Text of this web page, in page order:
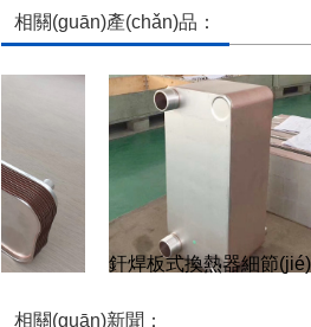
相關(guān)產(chǎn)品：
釬焊板式換熱器細節(jié)圖
相關(guān)新聞：